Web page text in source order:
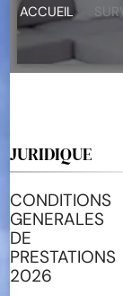
ACCUEIL
JURIDIQUE
CONDITIONS
GENERALES
DE
PRESTATIONS
2026